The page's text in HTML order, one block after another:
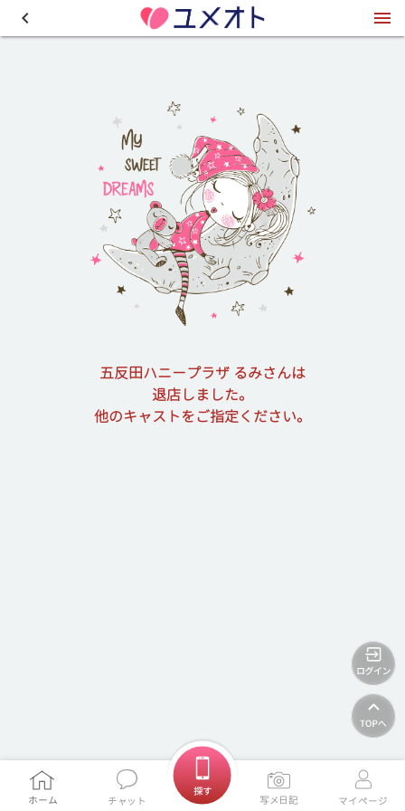
五反田ハニープラザ るみさんは
退店しました。
他のキャストをご指定ください。
ホームに戻る
ホーム チャット
探す
写メ日記 マイページ